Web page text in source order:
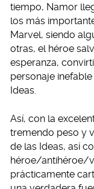
tiempo, Namor
los más
Marvel, siendo
otras, el héroe
esperanza,
personaje
Ideas.
Así, con la
tremendo peso y
de las Ideas, así
héroe/antihéroe/
prácticamente